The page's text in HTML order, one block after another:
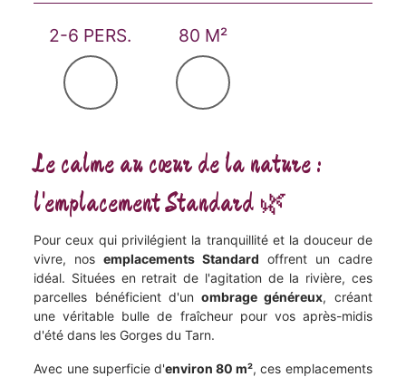
2-6 PERS. 80 M²
Le calme au cœur de la nature :
l'emplacement Standard 🌿
Pour ceux qui privilégient la tranquillité et la douceur de
vivre, nosemplacements Standard offrent un cadre
idéal. Situées en retrait de l'agitation de la rivière, ces
parcelles bénéficient d'unombrage généreux, créant
une véritable bulle de fraîcheur pour vos après-midis
d'été dans les Gorges du Tarn.
Avec une superficie d'environ 80 m², ces emplacements